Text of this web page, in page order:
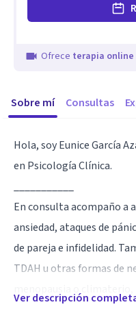
Ofrece terapia online
Sobre mí Consultas
Hola, soy Eunice García
en Psicología Clínica.
En consulta acompaño a
ansiedad, ataques de
de pareja e infidelidad.
TDAH u otras formas de
Ver descripción